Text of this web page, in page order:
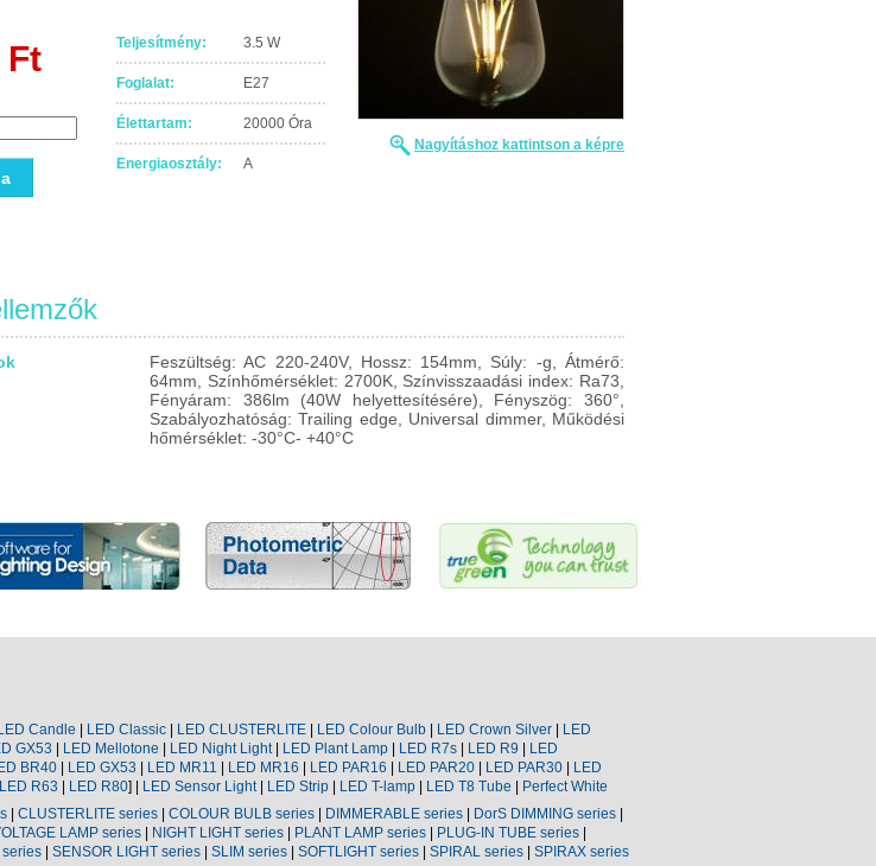
Ft Teljesítmény: 3.5 W
Foglalat: E27
Élettartam: 20000 Óra
Energiaosztály: A
Nagyításhoz kattintson a képre
Feszültség: AC 220-240V, Hossz: 154mm, Súly: -g, Átmérő:
64mm, Színhőmérséklet: 2700K, Színvisszaadási index: Ra73,
Fényáram: 386lm (40W helyettesítésére), Fényszög: 360°,
Szabályozhatóság: Trailing edge, Universal dimmer, Működési
hőmérséklet: -30°C- +40°C
LED Candle LED Classic LED CLUSTERLITE LED Colour Bulb LED Crown Silver
LED
GX53 LED Mellotone LED Night Light| LED Plant Lamp LED R7s LED R9
LED
BR40 LED GX53 LED MR11 LED MR16 LED PAR16 LED PAR20 LED PAR30
LED
LED R63 LED R80] | LED Sensor Light| LED Strip LED T-lamp LED T8 Tube
Perfect White
CLUSTERLITE series COLOUR BULB series DIMMERABLE series DorS DIMMING series
LAMP series NIGHT LIGHT series PLANT LAMP series PLUG-IN TUBE series
series SENSOR LIGHT series SLIM series SOFTLIGHT series SPIRAL series SPIRAX series